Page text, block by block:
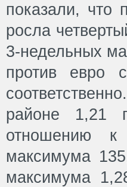
показали, что
росла
3-недельных
против евро
районе 1,21
отношению
максимума
максимума